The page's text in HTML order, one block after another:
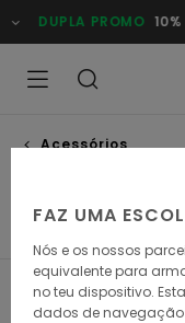
para
a
produtos
DUPLA PROMO 10%
Acessórios
Filtrar e Ordenar
FAZ UMA
Nós e os nossos
equivalente para
no teu dispositivo.
dados de navegação